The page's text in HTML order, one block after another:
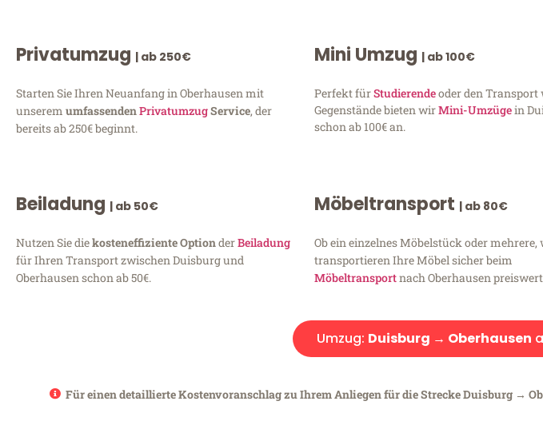
Privatumzug | ab 250€
Starten Sie Ihren Neuanfang in Oberhausen mit
unserem umfassendenPrivatumzugService, der
bereits ab 250€ beginnt.
Mini Umzug | ab 100€
Perfekt fürStudierendeoder den Transport
Gegenstände bieten wirMini-Umzügein
schon ab 100€ an.
Beiladung | ab 50€
Nutzen Sie diekosteneffiziente OptionderBeiladung
für Ihren Transport zwischen Duisburg und
Oberhausen schon ab 50€.
Möbeltransport | ab 80€
Ob ein einzelnes Möbelstück oder mehrere,
transportieren Ihre Möbel sicher beim
Möbeltransportnach Oberhausen
Umzug: Duisburg → Oberhausen
Für einen detaillierte Kostenvoranschlag zu Ihrem Anliegen für die Strecke Duisburg →